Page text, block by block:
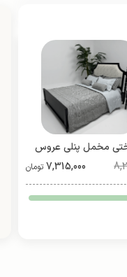
مخمل پنلی عروس
(طرح 2)7,315,000 تومان